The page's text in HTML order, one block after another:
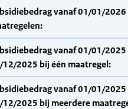
vanaf 01/01/
vanaf 01/01/
12/2025 bij één maatregel:
vanaf 01/01/
12/2025 bij meerdere